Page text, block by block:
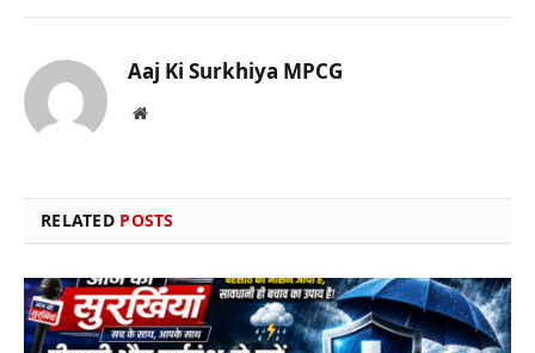
Aaj Ki Surkhiya MPCG
Website
RELATED POSTS